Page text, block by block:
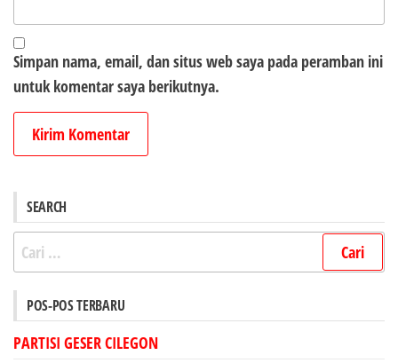
Simpan nama, email, dan situs web saya pada peramban ini
untuk komentar saya berikutnya.
SEARCH
Cari
untuk:
POS-POS TERBARU
PARTISI GESER CILEGON